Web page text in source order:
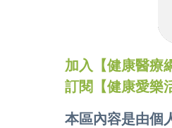
加入【健康醫療
訂閱【健康愛樂
本區內容是由個